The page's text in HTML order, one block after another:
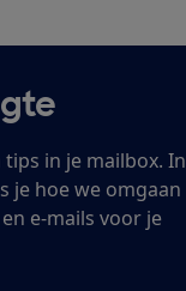
in je mailbox. In
je hoe we omgaan
e-mails voor je